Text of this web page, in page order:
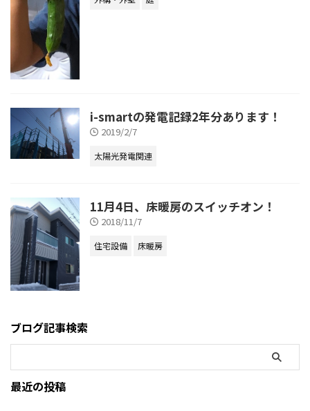
i-smartの発電記録2年分あります！
2019/2/7
太陽光発電関連
11月4日、床暖房のスイッチオン！
2018/11/7
住宅設備 床暖房
ブログ記事検索
最近の投稿